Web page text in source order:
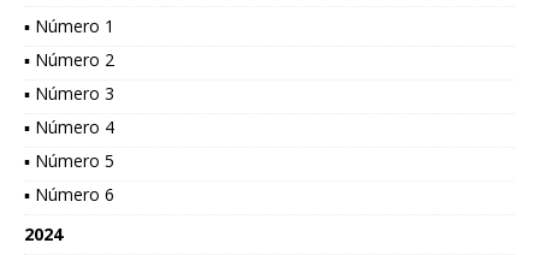
▪ Número 1
▪ Número 2
▪ Número 3
▪ Número 4
▪ Número 5
▪ Número 6
2024